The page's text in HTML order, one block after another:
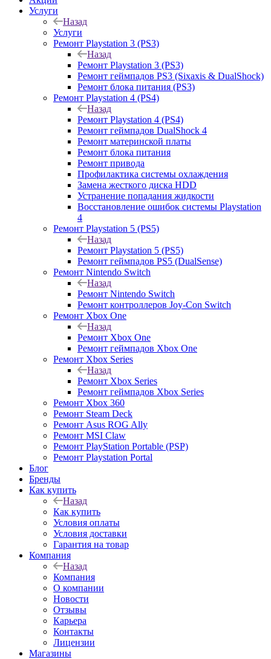
Услуги
Назад
Услуги
Ремонт Playstation 3 (PS3)
Назад
Ремонт Playstation 3 (PS3)
Ремонт геймпадов PS3 (Sixaxis & DualShock)
Ремонт блока питания (PS3)
Ремонт Playstation 4 (PS4)
Назад
Ремонт Playstation 4 (PS4)
Ремонт геймпадов DualShock 4
Ремонт материнской платы
Ремонт блока питания
Ремонт привода
Профилактика системы охлаждения
Замена жесткого диска HDD
Устранение попадания жидкости
Восстановление ошибок системы Playstation
4
Ремонт Playstation 5 (PS5)
Назад
Ремонт Playstation 5 (PS5)
Ремонт геймпадов PS5 (DualSense)
Ремонт Nintendo Switch
Назад
Ремонт Nintendo Switch
Ремонт контроллеров Joy-Con Switch
Ремонт Xbox One
Назад
Ремонт Xbox One
Ремонт геймпадов Xbox One
Ремонт Xbox Series
Назад
Ремонт Xbox Series
Ремонт геймпадов Xbox Series
Ремонт Xbox 360
Ремонт Steam Deck
Ремонт Asus ROG Ally
Ремонт MSI Claw
Ремонт PlayStation Portable (PSP)
Ремонт Playstation Portal
Блог
Бренды
Как купить
Назад
Как купить
Условия оплаты
Условия доставки
Гарантия на товар
Компания
Назад
Компания
О компании
Новости
Отзывы
Карьера
Контакты
Лицензии
Магазины